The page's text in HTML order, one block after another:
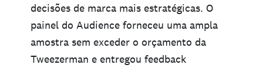
decisões de marca mais estratégicas. O
painel do Audience forneceu uma ampla
amostra sem exceder o orçamento da
Tweezerman e entregou feedback